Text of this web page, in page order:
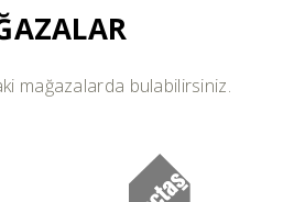
mağazalarda bulabilirsiniz.